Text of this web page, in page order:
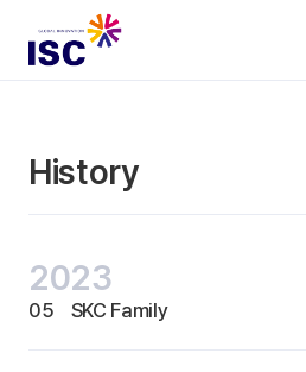
History
2023
05 SKC Family